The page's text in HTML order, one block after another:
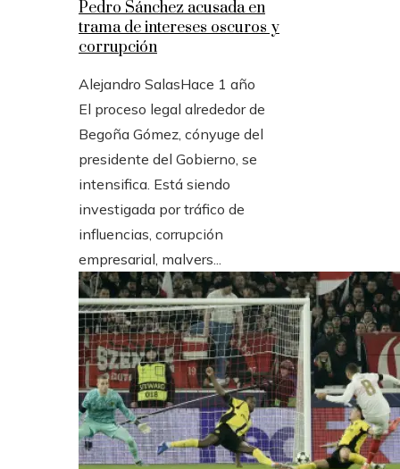
Pedro Sánchez acusada en
trama de intereses oscuros y
corrupción
Alejandro SalasHace 1 año
El proceso legal alrededor de
Begoña Gómez, cónyuge del
presidente del Gobierno, se
intensifica. Está siendo
investigada por tráfico de
influencias, corrupción
empresarial, malvers...